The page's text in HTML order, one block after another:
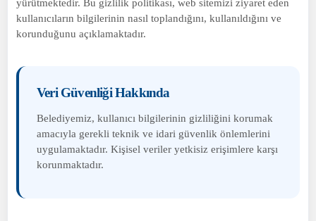
yürütmektedir. Bu gizlilik politikası, web sitemizi ziyaret eden
kullanıcıların bilgilerinin nasıl toplandığını, kullanıldığını ve
korunduğunu açıklamaktadır.
Veri Güvenliği Hakkında
Belediyemiz, kullanıcı bilgilerinin gizliliğini korumak
amacıyla gerekli teknik ve idari güvenlik önlemlerini
uygulamaktadır. Kişisel veriler yetkisiz erişimlere karşı
korunmaktadır.